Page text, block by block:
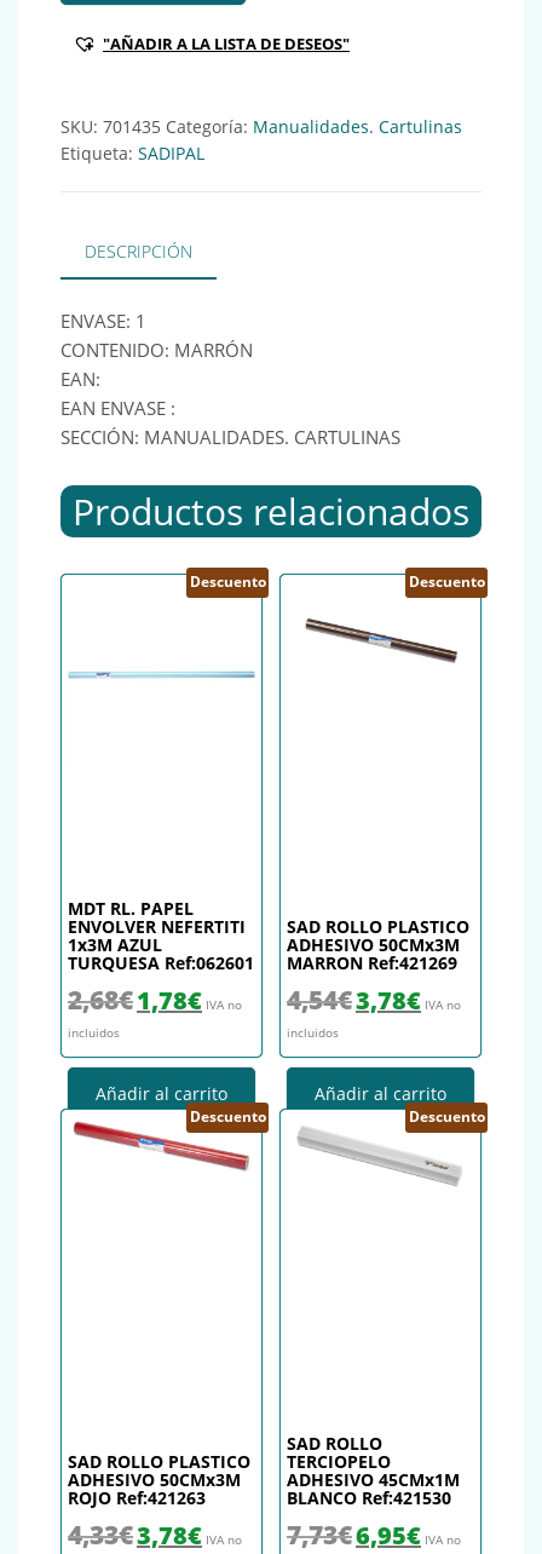
"AÑADIR A LA LISTA DE DESEOS"
SKU: 701435 Categoría: Manualidades. Cartulinas
Etiqueta: SADIPAL
DESCRIPCIÓN
ENVASE: 1
CONTENIDO: MARRÓN
EAN:
EAN ENVASE :
SECCIÓN: MANUALIDADES. CARTULINAS
Productos relacionados
Descuento
MDT RL. PAPEL
ENVOLVER NEFERTITI
1x3M AZUL
TURQUESA Ref:062601
2,68€ El precio original era: 2,68€.
1,78€El precio actual es: 1,78€.
IVA no
incluidos
Añadir al carrito
Descuento
SAD ROLLO PLASTICO
ADHESIVO 50CMx3M
MARRON Ref:421269
4,54€ El precio original era: 4,54€.
3,78€El precio actual
IVA no
incluidos
Añadir al carrito
Descuento
SAD ROLLO PLASTICO
ADHESIVO 50CMx3M
ROJO Ref:421263
4,33€ El precio original era: 4,33€.
3,78€El precio actual es: 3,78€.
IVA no
Descuento
SAD ROLLO
TERCIOPELO
ADHESIVO 45CMx1M
BLANCO Ref:421530
7,73€ El precio original era: 7,73€.
6,95€El precio actual
IVA no